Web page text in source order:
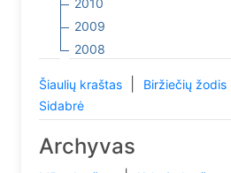
2009
2008
Šiaulių kraštas Biržiečių žodis
Sidabrė
Archyvas